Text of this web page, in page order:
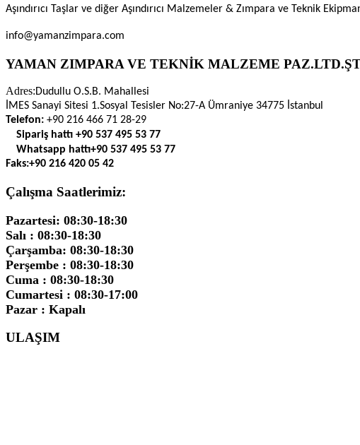
Aşındırıcı Taşlar ve diğer Aşındırıcı Malzemeler & Zımpara ve Teknik
info@yamanzimpara.com
YAMAN ZIMPARA VE TEKNİK MALZEME
Adres:Dudullu O.S.B. Mahallesi
İMES Sanayi Sitesi 1.Sosyal Tesisler No:27-A Ümraniye 34775 İstanbul
Telefon: +90 216 466 71 28-29
Sipariş hattı +90 537 495 53 77
Whatsapp hattı+90 537 495 53 77
Faks:+90 216 420 05 42
Çalışma Saatlerimiz:
Pazartesi: 08:30-18:30
Salı : 08:30-18:30
Çarşamba: 08:30-18:30
Perşembe : 08:30-18:30
Cuma : 08:30-18:30
Cumartesi : 08:30-17:00
Pazar : Kapalı
ULAŞIM